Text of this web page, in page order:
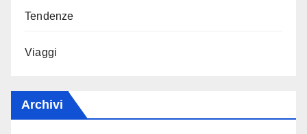
Tendenze
Viaggi
Archivi